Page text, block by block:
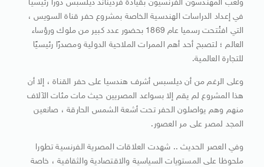
ولعب المهندسون الفرنسيون بقيادة فرديناند ديلسبس دورا رئيسيا
في إعداد الدراسات الهندسية الخاصة بمشروع حفر قناة السويس ،
التي افتُتحت رسميا عام 1869 بحضور عدد كبير من ملوك ورؤساء
العالم ؛ لتصبح أحد أهم الممرات الملاحية الدولية ومصدرًا رئيسيًا
للتجارة العالمية.
وعلى الرغم من أن ديلسبس أشرف هندسيا على حفر القناة ، إلا أن
هذا المشروع لم يقم إلا بسواعد المصريين حيث مات مئات الآلاف
منهم وهم يواصلون الحفر تحت أشعة الشمس الحارقة ، صانعين
المجد لمصر على مر العصور.
وفي العصر الحديث .. شهدت العلاقات المصرية الفرنسية تطورا
ملحوظا على المستويات السياسية والاقتصادية والثقافية ، خاصة